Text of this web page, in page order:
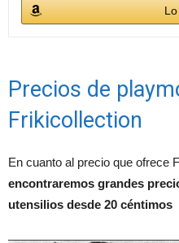
Precios de
Frikicollection
En cuanto al precio que ofrece
encontraremos grandes
utensilios desde 20 céntimos